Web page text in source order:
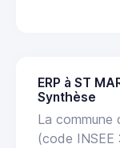
ERP à ST
Synthèse
La commune
(code INSEE